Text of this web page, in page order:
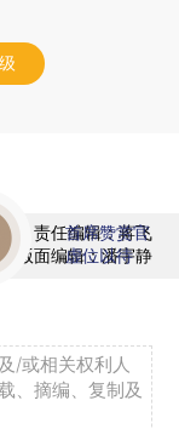
责任编辑：蒋飞
版面编辑：潘宇静
首席赞赏官
虚位以待
/或相关权利人
、摘编、复制及